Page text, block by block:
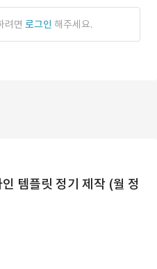
려면 로그인 해주세요.
템플릿 정기 제작 (월 정